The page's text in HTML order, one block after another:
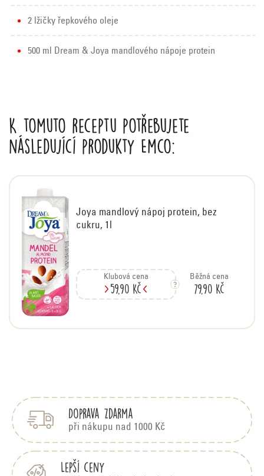
2 lžičky řepkového oleje
500 ml Dream & Joya mandlového nápoje protein
K tomuto receptu potřebujete
následující produkty Emco:
Joya mandlový nápoj protein, bez
cukru, 1l
Klubová cena
59,90 Kč
Běžná cena
79,90 Kč
Doprava zdarma
při nákupu nad 1000 Kč
Lepší ceny